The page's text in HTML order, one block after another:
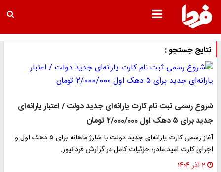
نتایج جستجو :
شروع رسمی ثبت نام کارت یارانه‌ای جدید دولت / اعتبار یارانه‌ای
جدید برای ۵ دهک اول 2/000/000 تومان
آغاز رسمی کارت یارانه‌ای جدید دولت با شارژ ماهانه برای ۵ دهک اول و
اجرای کارت امید مادر؛ جزئیات کامل در گزارش فردانیوز.
۲ آذر ۱۴۰۴